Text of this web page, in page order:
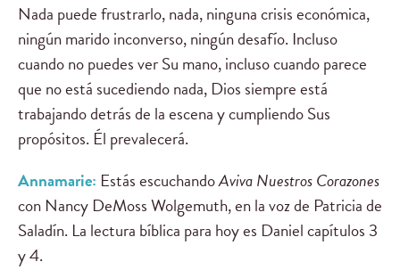
Nada puede frustrarlo, nada, ninguna crisis económica,
ningún marido inconverso, ningún desafío. Incluso
cuando no puedes ver Su mano, incluso cuando parece
que no está sucediendo nada, Dios siempre está
trabajando detrás de la escena y cumpliendo Sus
propósitos. Él prevalecerá.
Annamarie: Estás escuchandoAviva Nuestros Corazones
con Nancy DeMoss Wolgemuth, en la voz de Patricia de
Saladín. La lectura bíblica para hoy es Daniel capítulos 3
y 4.